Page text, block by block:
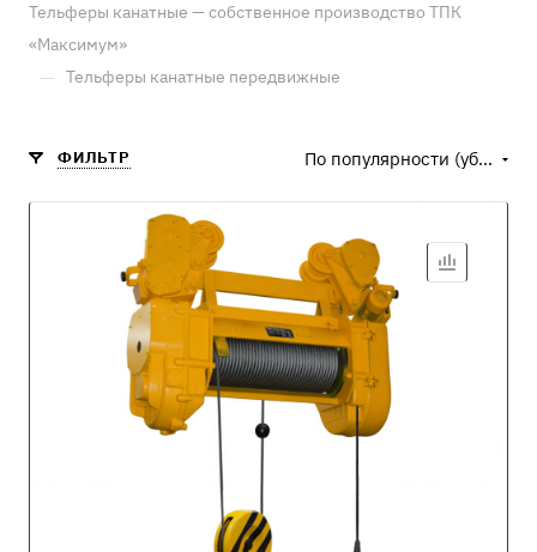
Тельферы канатные — собственное производство ТПК
«Максимум»
— Тельферы канатные передвижные
ФИЛЬТР По популярности (убывание)